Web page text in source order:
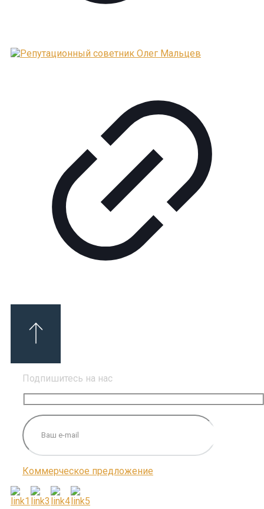
Подпишитесь на нас
Коммерческое предложение